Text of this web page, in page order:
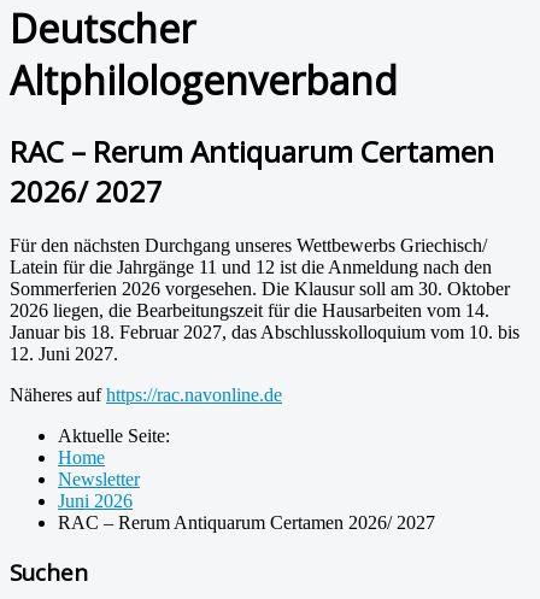
Deutscher
Altphilologenverband
RAC – Rerum Antiquarum Certamen
2026/ 2027
Für den nächsten Durchgang unseres Wettbewerbs Griechisch/
Latein für die Jahrgänge 11 und 12 ist die Anmeldung nach den
Sommerferien 2026 vorgesehen. Die Klausur soll am 30. Oktober
2026 liegen, die Bearbeitungszeit für die Hausarbeiten vom 14.
Januar bis 18. Februar 2027, das Abschlusskolloquium vom 10. bis
12. Juni 2027.
Näheres aufhttps://rac.navonline.de
Aktuelle Seite:
Home
Newsletter
Juni 2026
RAC – Rerum Antiquarum Certamen 2026/ 2027
Suchen